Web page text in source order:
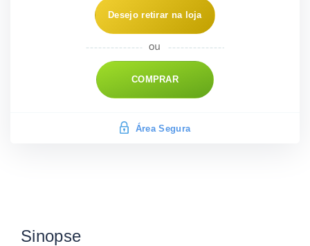
Desejo retirar na loja
COMPRAR
Área Segura
Sinopse